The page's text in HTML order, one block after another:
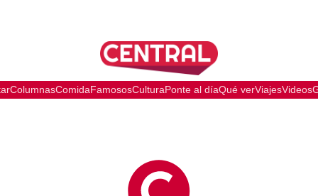
ColumnasComidaFamososCulturaPonte al díaQué verViajesVideos